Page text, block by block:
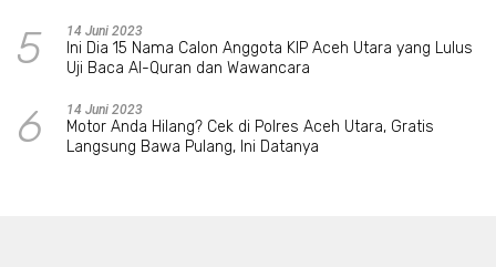
5 14 Juni 2023
Ini Dia 15 Nama Calon Anggota KIP Aceh Utara yang Lulus
Uji Baca Al-Quran dan Wawancara
6 14 Juni 2023
Motor Anda Hilang? Cek di Polres Aceh Utara, Gratis
Langsung Bawa Pulang, Ini Datanya